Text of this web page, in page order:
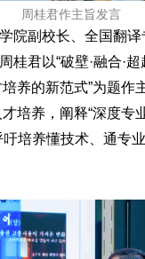
周桂君作主旨发言
院副校长、全国翻
桂君以“破壁·融合·
养的新范式”为题作
才培养，阐释“深度专
吁培养懂技术、通专